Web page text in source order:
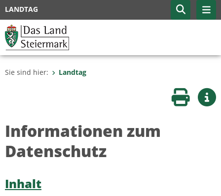
LANDTAG
Sie sind hier: Landtag
Seite
Informationen zum
Datenschutz
Inhalt